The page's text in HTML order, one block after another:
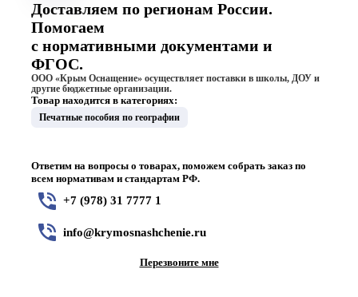
Доставляем по регионам России.
Помогаем
с нормативными документами и
ФГОС.
ООО «Крым Оснащение» осуществляет поставки в школы, ДОУ и
другие бюджетные организации.
Товар находится в категориях:
Печатные пособия по географии
Ответим на вопросы о товарах, поможем собрать заказ по
всем нормативам и стандартам РФ.
+7 (978) 31 7777 1
info@krymosnashchenie.ru
Перезвоните мне